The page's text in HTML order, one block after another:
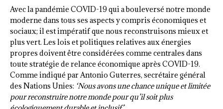
Avec la pandémie COVID-19 qui a bouleversé notre monde
moderne dans tous ses aspects y compris économiques et
sociaux; il est impératif que nous reconstruisons mieux et
plus vert. Les lois et politiques relatives aux énergies
propres doivent être considérées comme centrales dans
toute stratégie de relance économique après COVID-19.
Comme indiqué par Antonio Guterres, secrétaire général
des Nations Unies: ‘Nous avons une chance unique et limitée
pour reconstruire notre monde pour qu’il soit plus